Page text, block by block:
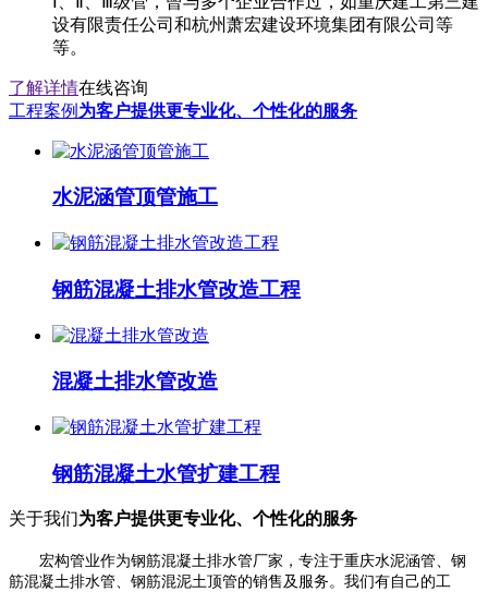
设有限责任公司和杭州萧宏建设环境集团有限公司等
等。
了解详情在线咨询
工程案例 为客户提供更专业化、个性化的服务
水泥涵管顶管施工
钢筋混凝土排水管改造工程
混凝土排水管改造
钢筋混凝土水管扩建工程
关于我们为客户提供更专业化、个性化的服务
宏构管业作为钢筋混凝土排水管厂家，专注于重庆水泥涵管、钢
筋混凝土排水管、钢筋混泥土顶管的销售及服务。我们有自己的工